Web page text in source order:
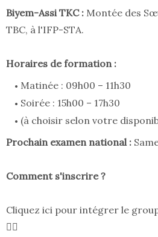
Biyem-Assi TKC : Montée des
TBC, à l'IFP-STA.
Horaires de formation :
Matinée : 09h00 – 11h30
Soirée : 15h00 – 17h30
(à choisir selon votre
Prochain examen national :
Comment s'inscrire ?
Cliquez ici pour intégrer le
👉🏾